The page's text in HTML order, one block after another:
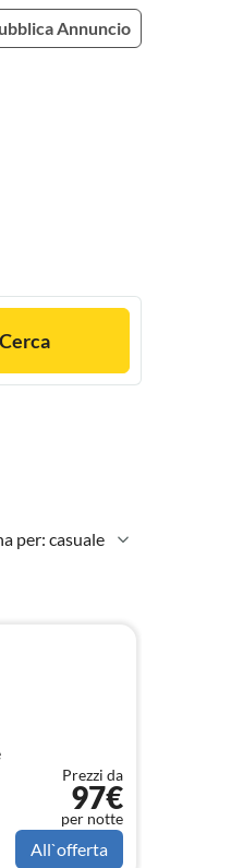
Annuncio
Cerca
per: casuale
Prezzi da
97€
per notte
All`offerta